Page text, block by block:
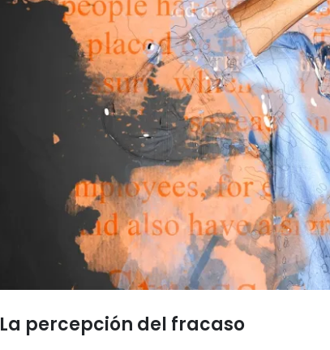
La percepción del fracaso